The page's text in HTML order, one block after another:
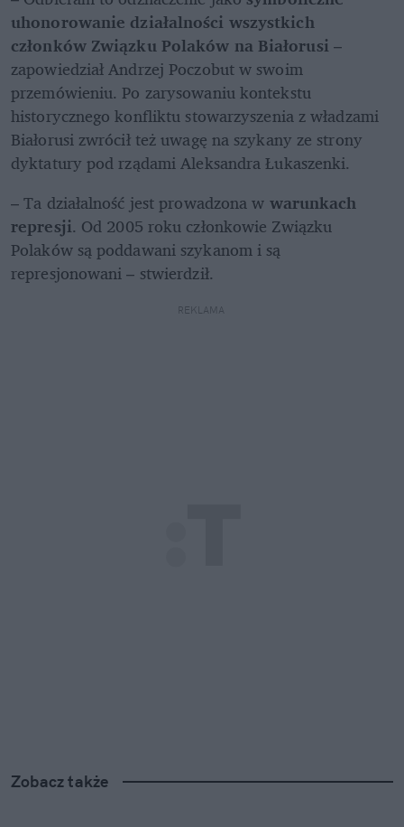
uhonorowanie działalności wszystkich
członków Związku Polaków na Białorusi –
zapowiedział Andrzej Poczobut w swoim
przemówieniu. Po zarysowaniu kontekstu
historycznego konfliktu stowarzyszenia z władzami
Białorusi zwrócił też uwagę na szykany ze strony
dyktatury pod rządami Aleksandra Łukaszenki.
– Ta działalność jest prowadzona w warunkach
represji. Od 2005 roku członkowie Związku
Polaków są poddawani szykanom i są
represjonowani – stwierdził.
REKLAMA
Zobacz także